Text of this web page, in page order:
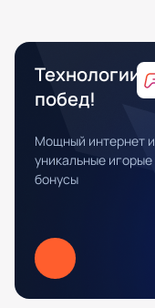
Технологии
побед!
Мощный интернет и
уникальные игорые
бонусы